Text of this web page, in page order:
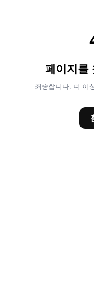
페이지를
죄송합니다. 더 이